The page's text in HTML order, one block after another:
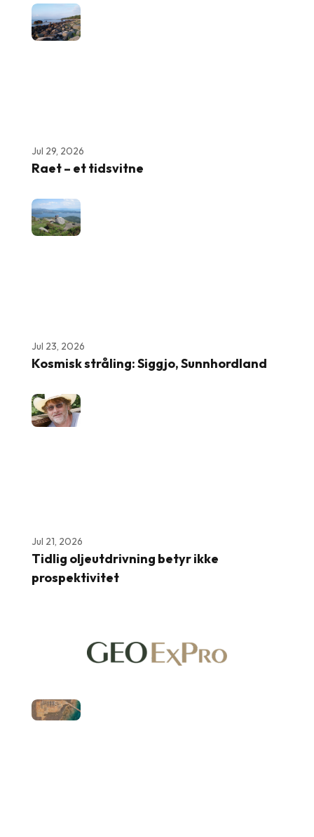
Jul 29, 2026
Raet – et tidsvitne
Jul 23, 2026
Kosmisk stråling: Siggjo, Sunnhordland
Jul 21, 2026
Tidlig oljeutdrivning betyr ikke
prospektivitet